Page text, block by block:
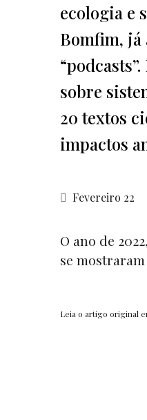
ecologia e
Bomfim, já
sobre
20 textos
impactos
Fevereiro 22
O ano de
se
Leia o artigo original